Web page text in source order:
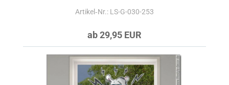
Artikel‑Nr.: LS-G-030-253
ab 29,95 EUR